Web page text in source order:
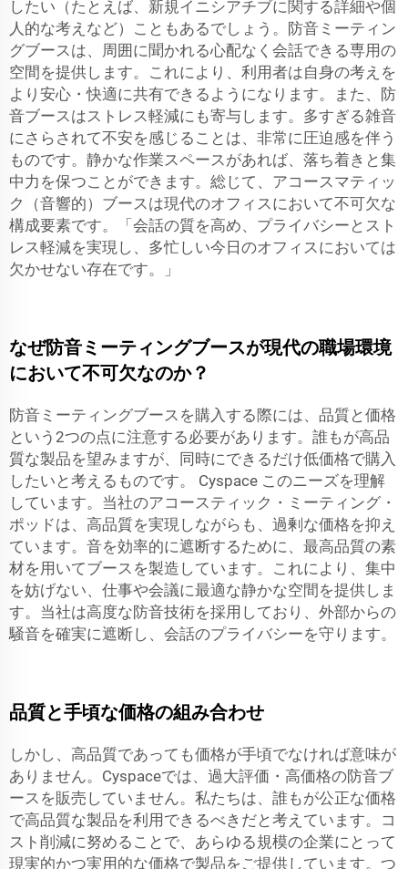
したい（たとえば、新規イニシアチブに関する詳細や個
人的な考えなど）こともあるでしょう。防音ミーティン
グブースは、周囲に聞かれる心配なく会話できる専用の
空間を提供します。これにより、利用者は自身の考えを
より安心・快適に共有できるようになります。また、防
音ブースはストレス軽減にも寄与します。多すぎる雑音
にさらされて不安を感じることは、非常に圧迫感を伴う
ものです。静かな作業スペースがあれば、落ち着きと集
中力を保つことができます。総じて、アコースマティッ
ク（音響的）ブースは現代のオフィスにおいて不可欠な
構成要素です。「会話の質を高め、プライバシーとスト
レス軽減を実現し、多忙しい今日のオフィスにおいては
欠かせない存在です。」
なぜ防音ミーティングブースが現代の職場環境
において不可欠なのか？
防音ミーティングブースを購入する際には、品質と価格
という2つの点に注意する必要があります。誰もが高品
質な製品を望みますが、同時にできるだけ低価格で購入
したいと考えるものです。 Cyspace このニーズを理解
しています。当社のアコースティック・ミーティング・
ポッドは、高品質を実現しながらも、過剰な価格を抑え
ています。音を効率的に遮断するために、最高品質の素
材を用いてブースを製造しています。これにより、集中
を妨げない、仕事や会議に最適な静かな空間を提供しま
す。当社は高度な防音技術を採用しており、外部からの
騒音を確実に遮断し、会話のプライバシーを守ります。
品質と手頃な価格の組み合わせ
しかし、高品質であっても価格が手頃でなければ意味が
ありません。Cyspaceでは、過大評価・高価格の防音ブ
ースを販売していません。私たちは、誰もが公正な価格
で高品質な製品を利用できるべきだと考えています。コ
スト削減に努めることで、あらゆる規模の企業にとって
現実的かつ実用的な価格で製品をご提供しています。つ